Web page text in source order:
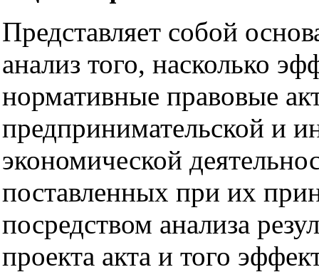
Представляет собой
анализ того, насколько
нормативные правовые
предпринимательской и
экономической
поставленных при их
посредством анализа
проекта акта и того